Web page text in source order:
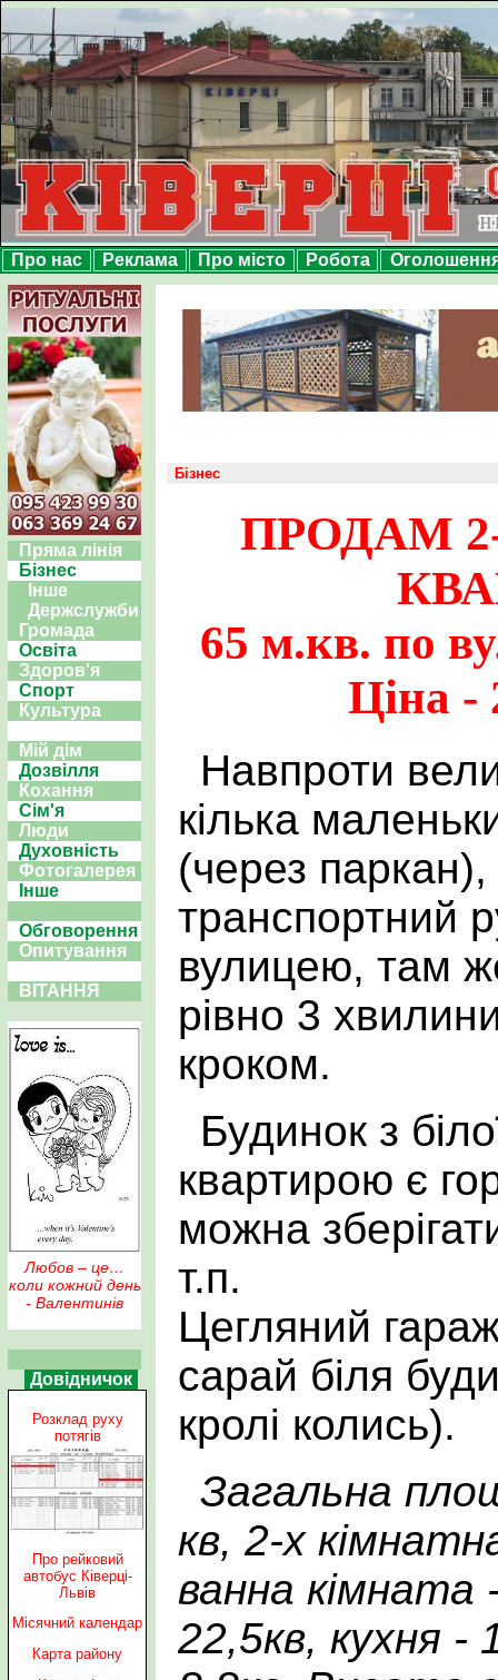
Про нас Реклама Про місто Робота
Пряма лінія
Бізнес
Інше
Держслужби
Громада
Освіта
Здоров'я
Спорт
Культура
Мій дім
Дозвілля
Кохання
Сім'я
Люди
Духовність
Фотогалерея
Інше
Обговорення
Опитування
ВІТАННЯ
Любов – це…
коли кожний день
- Валентинів
Довідничок
Розклад руху
потягів
Про рейковий
автобус Ківерці-
Львів
Місячний календар
Карта району
Бізнес
ПРОДАМ
65 м.кв. по
Ціна -
Навпроти
кілька
(через
транспортний
вулицею, там
рівно 3
кроком.
Будинок з
квартирою є
можна
т.п.
Цегляний
сарай біля
кролі колись).
Загальна
кв, 2-х
ванна кімната
22,5кв, кухня -